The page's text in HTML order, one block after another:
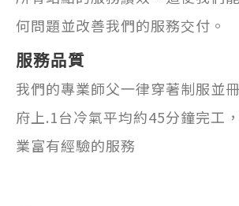
何問題並改善我們的服務交付。
服務品質
我們的專業師父一律穿著制服並
府上.1台冷氣平均約45分鐘完工
業富有經驗的服務